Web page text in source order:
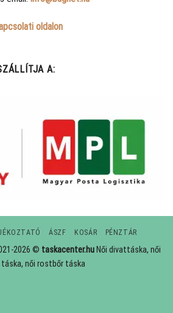
oldalon
A:
ÁSZF KOSÁR PÉNZTÁR
2026 © taskacenter.hu Női divattáska, női
táska, női rostbőr táska